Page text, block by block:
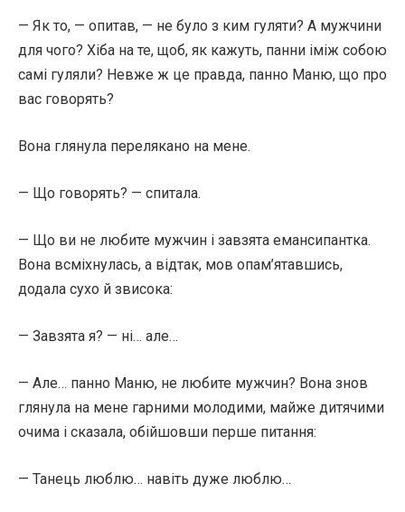
— Як то, — опитав, — не було з ким гуляти? А мужчини
для чого? Хіба на те, щоб, як кажуть, панни іміж собою
самі гуляли? Невже ж це правда, панно Маню, що про
вас говорять?
Вона глянула перелякано на мене.
— Що говорять? — спитала.
— Що ви не любите мужчин і завзята емансипантка.
Вона всміхнулась, а відтак, мов опам’ятавшись,
додала сухо й звисока:
— Завзята я? — ні… але…
— Але… панно Маню, не любите мужчин? Вона знов
глянула на мене гарними молодими, майже дитячими
очима і сказала, обійшовши перше питання:
— Танець люблю… навіть дуже люблю…